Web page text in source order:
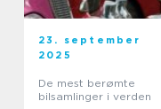
23. september
2025
De mest berømte
bilsamlinger i verden